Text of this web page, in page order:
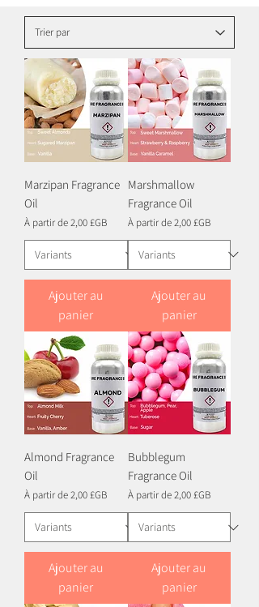
Marzipan Fragrance
Oil
À partir de2,00 £GB
Prix promotionnel
Ajouter au
panier
Marshmallow
Fragrance Oil
À partir de2,00 £GB
Prix promotionnel
Ajouter au
panier
Almond Fragrance
Oil
À partir de2,00 £GB
Prix promotionnel
Ajouter au
panier
Bubblegum
Fragrance Oil
À partir de2,00 £GB
Prix promotionnel
Ajouter au
panier